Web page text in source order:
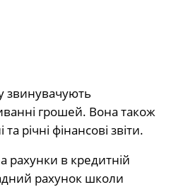
звинувачують
грошей. Вона також
річні фінансові звіти.
рахунки в кредитній
рахунок школи